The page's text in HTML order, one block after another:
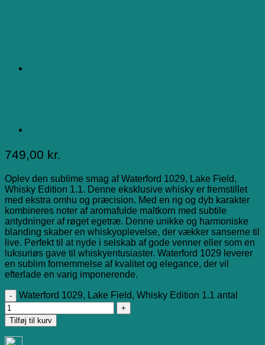
749,00 kr.
Oplev den sublime smag af Waterford 1029, Lake Field,
Whisky Edition 1.1. Denne eksklusive whisky er fremstillet
med ekstra omhu og præcision. Med en rig og dyb karakter
kombineres noter af aromafulde maltkorn med subtile
antydninger af røget egetræ. Denne unikke og harmoniske
blanding skaber en whiskyoplevelse, der vækker sanserne til
live. Perfekt til at nyde i selskab af gode venner eller som en
luksuriøs gave til whiskyentusiaster. Waterford 1029 leverer
en sublim fornemmelse af kvalitet og elegance, der vil
efterlade en varig imponerende.
Waterford 1029, Lake Field, Whisky Edition 1.1 antal
Tilføj til kurv